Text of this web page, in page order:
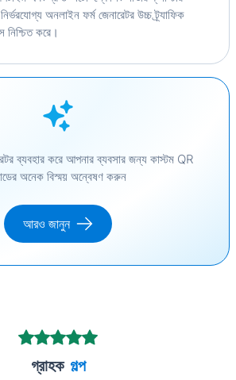
অনলাইন ফর্ম জেনারেটর উচ্চ ট্র্যাফিক
নিশ্চিত করে।
ব্যবহার করে আপনার ব্যবসার জন্য কাস্টম QR
অনেক বিস্ময় অন্বেষণ করুন
আরও জানুন
গ্রাহক গল্প